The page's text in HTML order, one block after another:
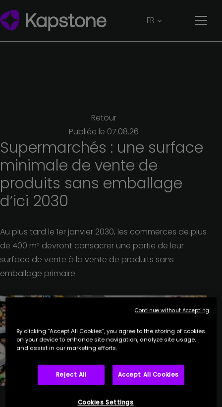
FR
Retour
Publiée le 07.08.26
Supermarchés : une surface
minimale de vente de
produits sans emballage
d’ici 2030
Au plus tard le 1er janvier 2030, les commerces de plus
de 400 m² devront consacrer une partie de leur
surface de vente à la vente de produits sans
emballage primaire.
By clicking “Accept All Cookies”, you agree to the storing of cookies
on your device to enhance site navigation, analyze site usage,
and assist in our marketing efforts.
Reject All Accept All Cookies
Cookies Settings
Continue without Accepting